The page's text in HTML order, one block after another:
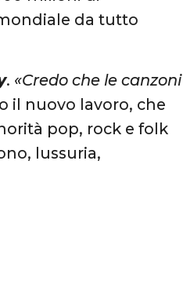
da tutto
. «Credo che le canzoni
il nuovo lavoro, che
pop, rock e folk
lussuria,